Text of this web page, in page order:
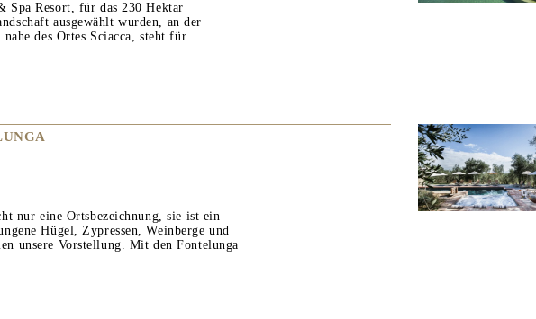
Spa Resort, für das 230 Hektar
ausgewählt wurden, an der
des Ortes Sciacca, steht für
nur eine Ortsbezeichnung, sie ist ein
Hügel, Zypressen, Weinberge und
unsere Vorstellung. Mit den Fontelunga